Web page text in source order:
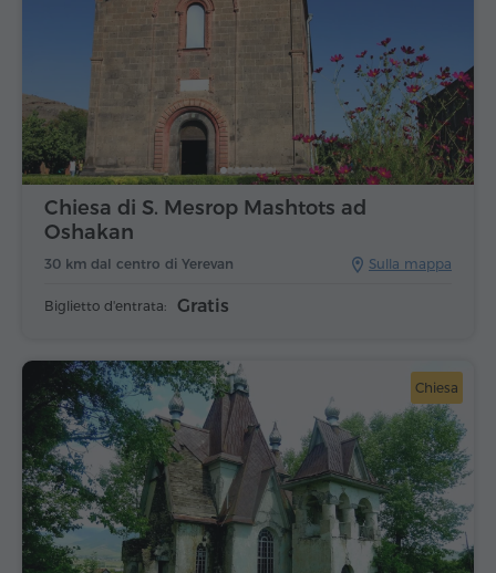
Sulla mappa
30 km dal centro di Yerevan
Chiesa di S. Mesrop Mashtots ad
Oshakan
Biglietto d'entrata: Gratis
Chiesa